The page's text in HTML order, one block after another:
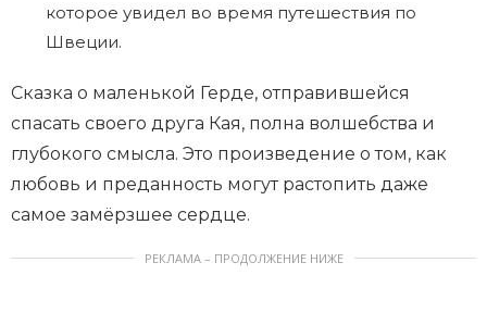
которое увидел во время путешествия по
Швеции.
Сказка о маленькой Герде, отправившейся
спасать своего друга Кая, полна волшебства и
глубокого смысла. Это произведение о том, как
любовь и преданность могут растопить даже
самое замёрзшее сердце.
РЕКЛАМА – ПРОДОЛЖЕНИЕ НИЖЕ